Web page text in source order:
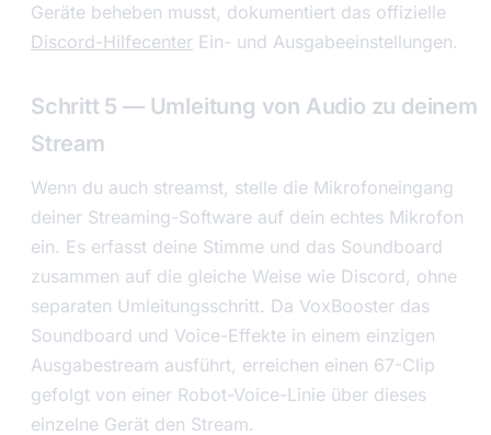
Geräte beheben musst, dokumentiert das offizielle
Discord-Hilfecenter Ein- und Ausgabeeinstellungen.
Schritt 5 — Umleitung von Audio zu deinem
Stream
Wenn du auch streamst, stelle die Mikrofoneingang
deiner Streaming-Software auf dein echtes Mikrofon
ein. Es erfasst deine Stimme und das Soundboard
zusammen auf die gleiche Weise wie Discord, ohne
separaten Umleitungsschritt. Da VoxBooster das
Soundboard und Voice-Effekte in einem einzigen
Ausgabestream ausführt, erreichen einen 67-Clip
gefolgt von einer Robot-Voice-Linie über dieses
einzelne Gerät den Stream.